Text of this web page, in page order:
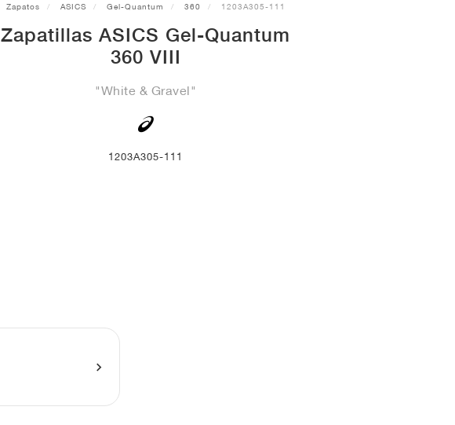
Zapatos ASICS Gel-Quantum 360 1203A305-111
Zapatillas ASICS Gel-Quantum
360 VIII
"White & Gravel"
1203A305-111